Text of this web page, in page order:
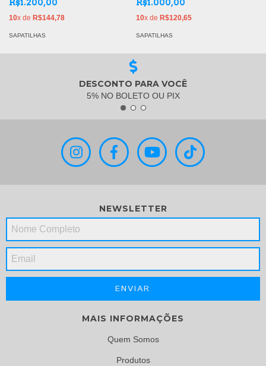
R$1.200,00
10x de R$144,78
SAPATILHAS
R$1.000,00
10x de R$120,65
SAPATILHAS
DESCONTO PARA VOCÊ
5% NO BOLETO OU PIX
NEWSLETTER
MAIS INFORMAÇÕES
Quem Somos
Produtos